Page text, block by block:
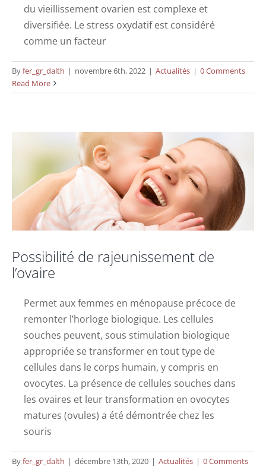
du vieillissement ovarien est complexe et
diversifiée. Le stress oxydatif est considéré
comme un facteur
Byfer_gr_dalth | novembre 6th, 2022 | Actualités | 0 Comments
Read MorePossibilité de rajeunissement de l’ovaire
Possibilité de rajeunissement de
l’ovaire
Permet aux femmes en ménopause précoce de
remonter l’horloge biologique. Les cellules
souches peuvent, sous stimulation biologique
appropriée se transformer en tout type de
cellules dans le corps humain, y compris en
ovocytes. La présence de cellules souches dans
les ovaires et leur transformation en ovocytes
matures (ovules) a été démontrée chez les
souris
Byfer_gr_dalth | décembre 13th, 2020 | Actualités | 0 Comments